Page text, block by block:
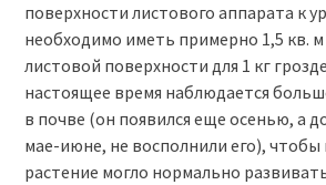
поверхности листового аппарата к
необходимо иметь примерно 1,5 кв.
листовой поверхности для 1 кг
настоящее время наблюдается
в почве (он появился еще осенью, а
мае-июне, не восполнили его), чтобы
растение могло нормально